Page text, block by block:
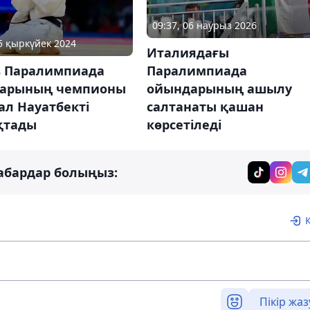
қыркүйек 2024
Паралимпиада
чемпионы
Науатбекті
09:37, 06 наурыз 2026
Италиядағы
Паралимпиада
ойындарының ашылу
салтанаты қашан
көрсетіледі
болыңыз:
Пікір